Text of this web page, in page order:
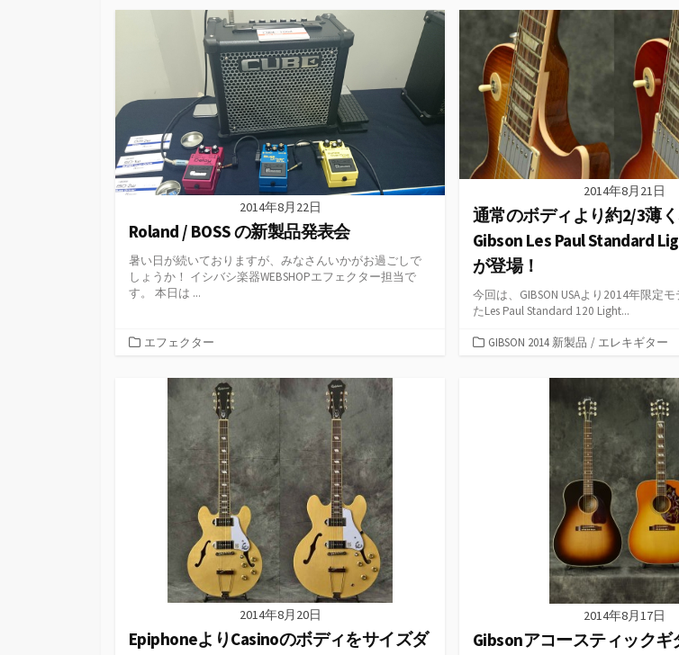
ゴ
ゴ
ー
2014年8月22日
Roland / BOSS の新製品発表会
暑い日が続いておりますが、みなさんいかがお過ごしで
しょうか！ イシバシ楽器WEBSHOPエフェクター担当で
す。 本日は ...
カエフェクター
2014年8月21日
通常のボディより約2/3薄
Gibson Les Paul Standard
が登場！
今回は、GIBSON USAより2014年限定
たLes Paul Standard 120 Light...
カGIBSON 2014 新製品 / エレキギター
2014年8月20日
EpiphoneよりCasinoのボディをサイズダ
2014年8月17日
Gibsonアコースティックギ